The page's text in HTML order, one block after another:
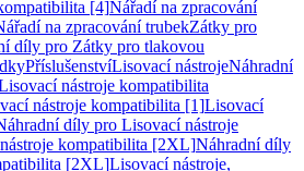
[4]Nářadí na zpracování
na zpracování trubekZátky pro
díly pro Zátky pro tlakovou
PříslušenstvíLisovací nástrojeNáhradní
nástroje kompatibilita
nástroje kompatibilita [1]Lisovací
díly pro Lisovací nástroje
kompatibilita [2XL]Náhradní díly
[2XL]Lisovací nástroje,